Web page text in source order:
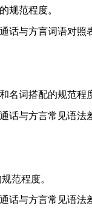
规范程度。
话与方言词语对
名词搭配的规范程
话与方言常见语
范程度。
话与方言常见语